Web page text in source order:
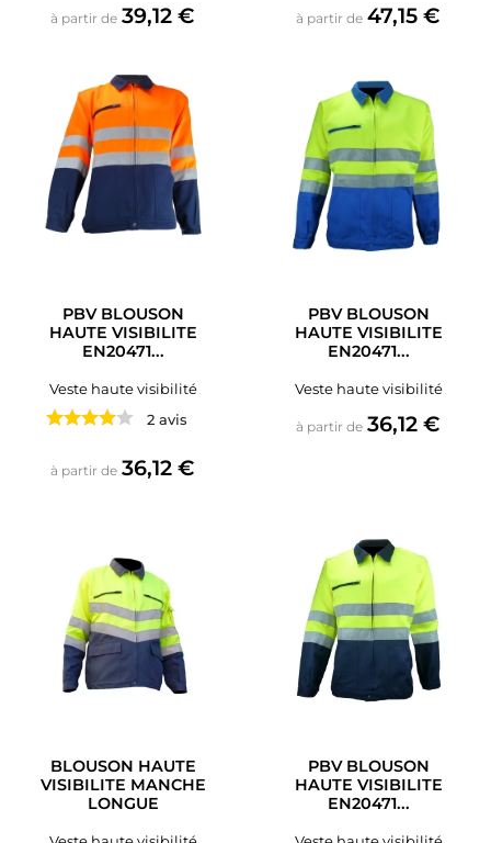
à partir de Prix
39,12 € à partir de Prix
47,15 €
PBV BLOUSON
HAUTE VISIBILITE
EN20471...
Veste haute visibilité
2 avis
à partir de Prix
36,12 €
PBV BLOUSON
HAUTE VISIBILITE
EN20471...
Veste haute visibilité
à partir de Prix
36,12 €
BLOUSON HAUTE
VISIBILITE MANCHE
LONGUE
PBV BLOUSON
HAUTE VISIBILITE
EN20471...